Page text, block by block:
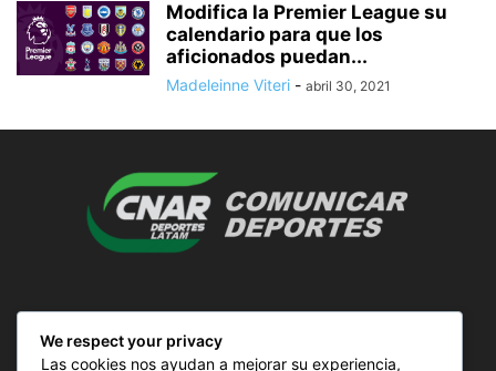
Modifica la Premier League su
calendario para que los
aficionados puedan...
Madeleinne Viteri - abril 30, 2021
We respect your privacy
Las cookies nos ayudan a mejorar su experiencia,